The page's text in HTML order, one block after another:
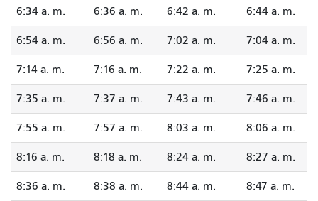
6:34 a. m. 6:36 a. m. 6:42 a. m. 6:44 a. m.
6:54 a. m. 6:56 a. m. 7:02 a. m. 7:04 a. m.
7:14 a. m. 7:16 a. m. 7:22 a. m. 7:25 a. m.
7:35 a. m. 7:37 a. m. 7:43 a. m. 7:46 a. m.
7:55 a. m. 7:57 a. m. 8:03 a. m. 8:06 a. m.
8:16 a. m. 8:18 a. m. 8:24 a. m. 8:27 a. m.
8:36 a. m. 8:38 a. m. 8:44 a. m. 8:47 a. m.